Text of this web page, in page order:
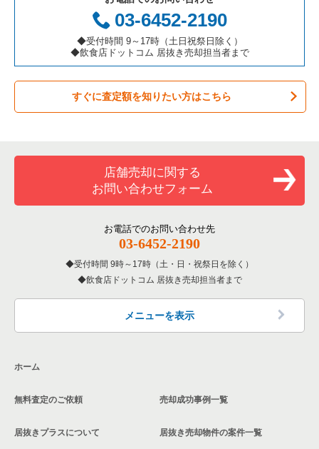
お弁当・惣菜・デリの居抜き売却物件の案件一覧
カラオケ・パブ・スナックの居抜き売却物件の案件一覧
バーの居抜き売却物件の案件一覧
居酒屋・ダイニングバーの居抜き売却物件の案件一覧
洋食の居抜き売却物件の案件一覧
その他の居抜き売却物件の案件一覧
三重県の飲食店の居抜き売却物件の案件一覧
京都市北区の飲食店の居抜き売却物件の案件一覧
京都市山科区の飲食店の居抜き売却物件の案件一覧
京都市南区の飲食店の居抜き売却物件の案件一覧
宇治市の飲食店の居抜き売却物件の案件一覧
京都府のカフェの居抜き売却物件の案件一覧
京都府のテイクアウトの居抜き売却物件の案件一覧
京都府のお弁当・惣菜・デリの居抜き売却物件の案件一覧
京都府のカラオケ・パブ・スナックの居抜き売却物件の案件一
覧
京都府の居酒屋・ダイニングバーの居抜き売却物件の案件一覧
京都府の和食の居抜き売却物件の案件一覧
京都府の洋食の居抜き売却物件の案件一覧
京都府のその他の居抜き売却物件の案件一覧
京都市中京区のテイクアウトの居抜き売却物件の案件一覧
京都市中京区のカラオケ・パブ・スナックの居抜き売却物件の
案件一覧
京都市中京区のバーの居抜き売却物件の案件一覧
京都市中京区の和食の居抜き売却物件の案件一覧
京都市中京区のその他の居抜き売却物件の案件一覧
03-6452-2190
◆受付時間 9～17時（土日祝祭日除く）
◆飲食店ドットコム 居抜き売却担当者まで
すぐに査定額を知りたい方はこちら
店舗売却に関する
お問い合わせフォーム
お電話でのお問い合わせ先
03-6452-2190
受付時間 9時～17時（土・日・祝祭日を除く）
飲食店ドットコム 居抜き売却担当者まで
メニューを表示
ホーム
無料査定のご依頼
居抜きプラスについて
売却成功事例一覧
居抜き売却物件の案件一覧